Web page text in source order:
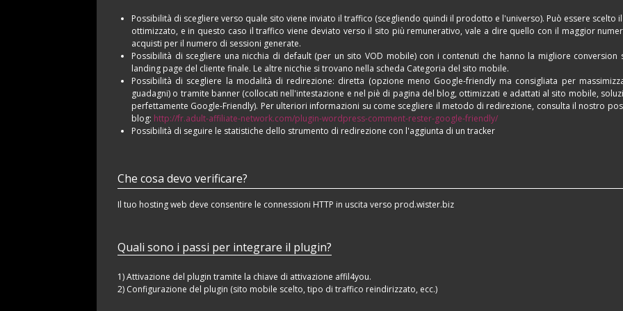
Possibilità di scegliere verso quale sito viene inviato il traffico (scegliendo quindi il prodotto e l'universo). Può essere scelto
ottimizzato, e in questo caso il traffico viene deviato verso il sito più remunerativo, vale a dire quello con il maggior
acquisti per il numero di sessioni generate.
Possibilità di scegliere una nicchia di default (per un sito VOD mobile) con i contenuti che hanno la migliore conversion
landing page del cliente finale. Le altre nicchie si trovano nella scheda Categoria del sito mobile.
Possibilità di scegliere la modalità di redirezione: diretta (opzione meno Google-friendly ma consigliata per
guadagni) o tramite banner (collocati nell'intestazione e nel piè di pagina del blog, ottimizzati e adattati al sito mobile,
perfettamente Google-Friendly). Per ulteriori informazioni su come scegliere il metodo di redirezione, consulta il nostro
blog: http://fr.adult-affiliate-network.com/plugin-wordpress-comment-rester-google-friendly/
Possibilità di seguire le statistiche dello strumento di redirezione con l'aggiunta di un tracker
Che cosa devo verificare?
Il tuo hosting web deve consentire le connessioni HTTP in uscita verso prod.wister.biz
Quali sono i passi per integrare il plugin?
1) Attivazione del plugin tramite la chiave di attivazione affil4you.
2) Configurazione del plugin (sito mobile scelto, tipo di traffico reindirizzato, ecc.)